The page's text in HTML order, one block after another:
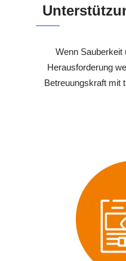
Wenn Sauberkeit
Herausforderung
Betreuungskraft mit